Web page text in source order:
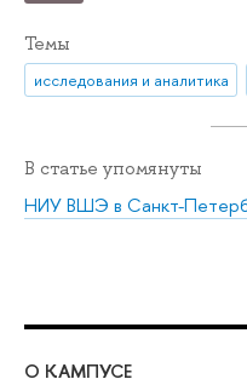
Темы
исследования и аналитика
В статье упомянуты
НИУ ВШЭ в Санкт-
О КАМПУСЕ